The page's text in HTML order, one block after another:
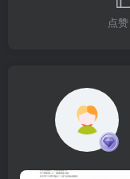
点赞